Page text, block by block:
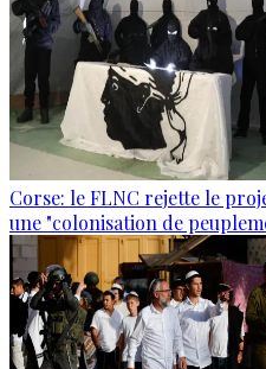
Corse: le FLNC rejette le
une "colonisation de